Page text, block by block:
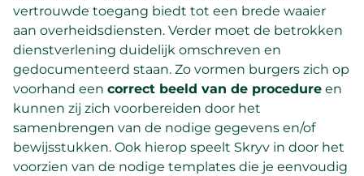
vertrouwde toegang biedt tot een brede waaier
aan overheidsdiensten. Verder moet de betrokken
dienstverlening duidelijk omschreven en
gedocumenteerd staan. Zo vormen burgers zich op
voorhand een correct beeld van de procedure en
kunnen zij zich voorbereiden door het
samenbrengen van de nodige gegevens en/of
bewijsstukken. Ook hierop speelt Skryv in door het
voorzien van de nodige templates die je eenvoudig